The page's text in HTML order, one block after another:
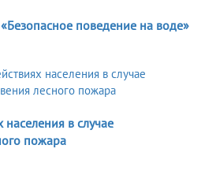
поведение на воде»
населения в случае
пожара